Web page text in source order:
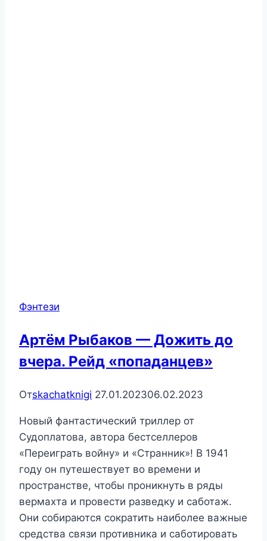
Фэнтези
Артём Рыбаков — Дожить до
вчера. Рейд «попаданцев»
Отskachatknigi 27.01.202306.02.2023
Новый фантастический триллер от
Судоплатова, автора бестселлеров
«Переиграть войну» и «Странник»! В 1941
году он путешествует во времени и
пространстве, чтобы проникнуть в ряды
вермахта и провести разведку и саботаж.
Они собираются сократить наиболее важные
средства связи противника и саботировать